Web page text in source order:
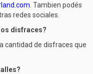
. Tambien podés
redes sociales.
disfraces?
cantidad de disfraces que